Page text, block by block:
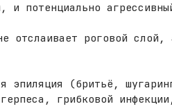
потенциально
роговой слой,
эпиляция (бритьё,
грибковой